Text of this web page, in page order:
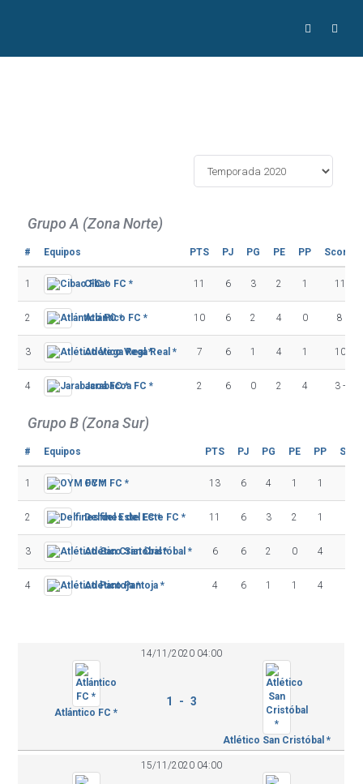
Grupo A (Zona Norte)
# Equipos PTS PJ PG PE PP Score
1 Cibao FC * 11 6 3 2 1 11 - 5
2 Atlántico FC * 10 6 2 4 0 8 - 4
3 Atlético Vega Real * 7 6 1 4 1 10 - 8
4 Jarabacoa FC * 2 6 0 2 4 3 - 15
Grupo B (Zona Sur)
# Equipos PTS PJ PG PE PP
1 OYM FC * 13 6 4 1 1
2 Delfines del Este FC * 11 6 3 2 1
3 Atlético San Cristóbal * 6 6 2 0 4
4 Atlético Pantoja * 4 6 1 1 4
14/11/2020 04:00
Atlántico FC *
1 - 3
Atlético San Cristóbal *
15/11/2020 04:00